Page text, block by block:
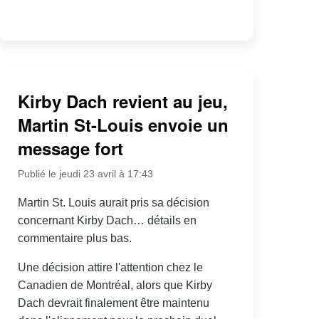
Kirby Dach revient au jeu,
Martin St-Louis envoie un
message fort
Publié le jeudi 23 avril à 17:43
Martin St. Louis aurait pris sa décision
concernant Kirby Dach… détails en
commentaire plus bas.
Une décision attire l'attention chez le
Canadien de Montréal, alors que Kirby
Dach devrait finalement être maintenu